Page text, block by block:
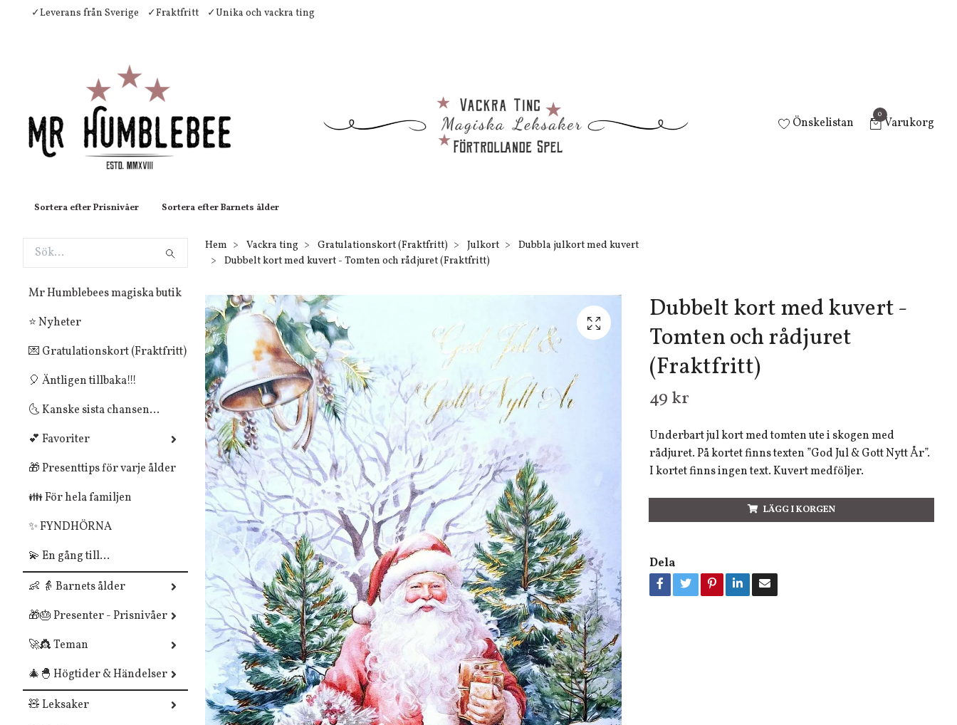
✓Leverans från Sverige ✓Fraktfritt ✓Unika och vackra ting
Önskelistan
0
Varukorg
Sortera efter Prisnivåer Sortera efter Barnets ålder
Mr Humblebees magiska butik
⭐ Nyheter
💌 Gratulationskort (Fraktfritt)
🎈 Äntligen tillbaka!!!
🌜 Kanske sista chansen...
💕 Favoriter
🎁 Presenttips för varje ålder
👪 För hela familjen
✨ FYNDHÖRNA
💫 En gång till...
👶 👵 Barnets ålder
🎁🎂 Presenter - Prisnivåer
🚀👸 Teman
🎄🐣 Högtider & Händelser
🧸 Leksaker
Hem Vackra ting Gratulationskort (Fraktfritt) Julkort
Dubbla julkort med kuvert
Dubbelt kort med kuvert - Tomten och rådjuret (Fraktfritt)
Dubbelt kort med kuvert -
Tomten och rådjuret
(Fraktfritt)
49 kr
Underbart jul kort med tomten ute i skogen med
rådjuret. På kortet finns texten ”God Jul & Gott Nytt År”.
I kortet finns ingen text. Kuvert medföljer.
LÄGG I KORGEN
Dela